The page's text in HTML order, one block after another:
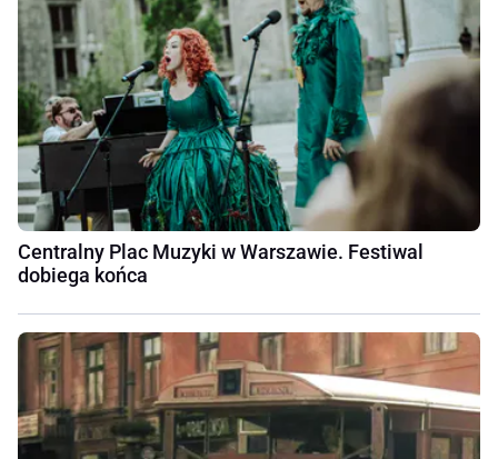
Centralny Plac Muzyki w Warszawie. Festiwal
dobiega końca